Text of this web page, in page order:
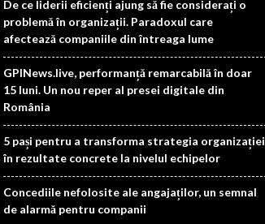
De ce liderii eficienți ajung să fie considerați o
problemă în organizații. Paradoxul care
afectează companiile din întreaga lume
GPINews.live, performanță remarcabilă în doar
15 luni. Un nou reper al presei digitale din
România
5 pași pentru a transforma strategia organizației
în rezultate concrete la nivelul echipelor
Concediile nefolosite ale angajaților, un semnal
de alarmă pentru companii